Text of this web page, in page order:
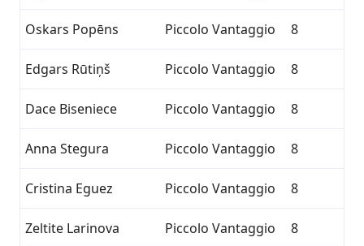
Oskars Popēns Piccolo Vantaggio 8
Edgars Rūtiņš Piccolo Vantaggio 8
Dace Biseniece Piccolo Vantaggio 8
Anna Stegura Piccolo Vantaggio 8
Cristina Eguez Piccolo Vantaggio 8
Zeltite Larinova Piccolo Vantaggio 8